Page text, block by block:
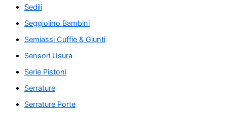
Sedili
Seggiolino Bambini
Semiassi Cuffie & Giunti
Sensori Usura
Serie Pistoni
Serrature
Serrature Porte